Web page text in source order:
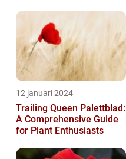
12 januari 2024
Trailing Queen Palettblad:
A Comprehensive Guide
for Plant Enthusiasts